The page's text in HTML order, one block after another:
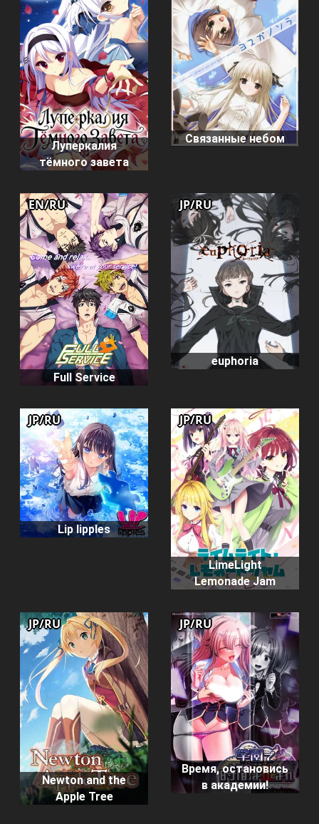
Луперкалия
тёмного завета
Связанные небом
Full Service
EN/RU
euphoria
JP/RU
Lip lipples
JP/RU
LimeLight
Lemonade Jam
JP/RU
Newton and the
Apple Tree
JP/RU
Время, остановись
в академии!
JP/RU